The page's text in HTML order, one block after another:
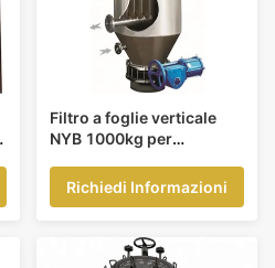
Filtro a foglie verticale
NYB 1000kg per
Richiedi Informazioni